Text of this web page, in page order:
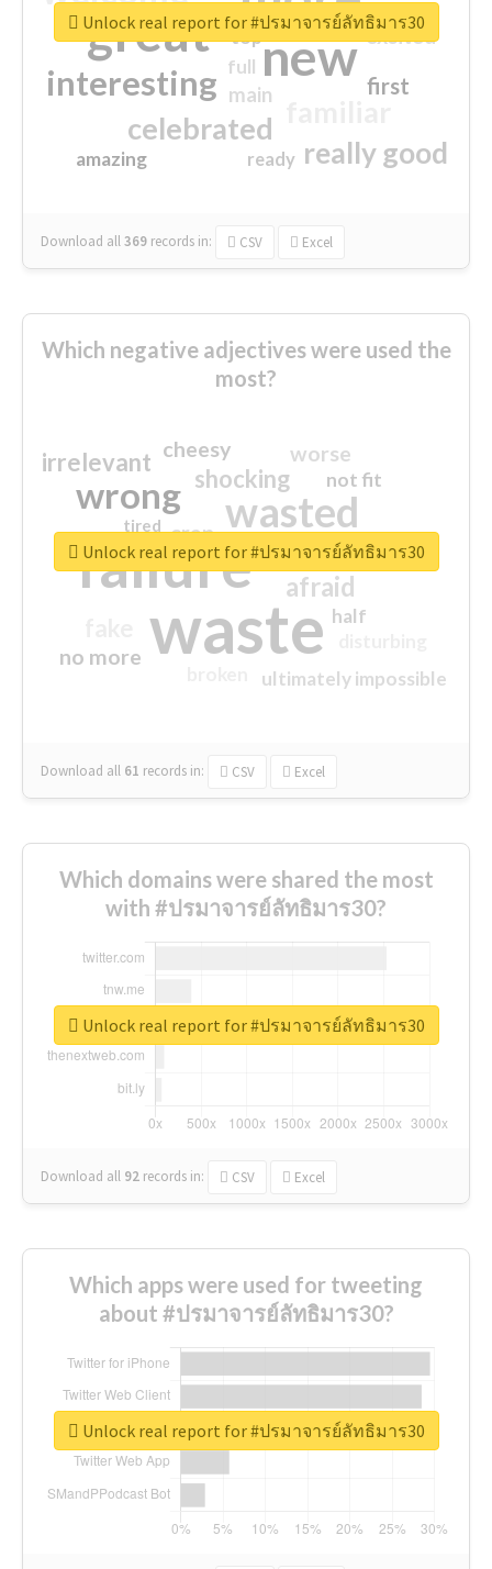
great new
interesting
celebrated
really good
first
excited
main
amazing
top
full
ready
Download all369 records in: CSV Excel
Unlock real report for #ปรมาจารย์ลัทธิมาร30
Which negative adjectives were used the
most?
waste
failure
wasted
wrong
sorry
afraid
shocking
irrelevant worse
no more
crap
cheesy
ultimately impossible
not fit
half
closed
tired
Download all 61 records in: CSV Excel
Unlock real report for #ปรมาจารย์ลัทธิมาร30
Which domains were shared the most
with #ปรมาจารย์ลัทธิมาร30?
Download all 92 records in: CSV Excel
Unlock real report for #ปรมาจารย์ลัทธิมาร30
Which apps were used for tweeting
about #ปรมาจารย์ลัทธิมาร30?
Unlock real report for #ปรมาจารย์ลัทธิมาร30